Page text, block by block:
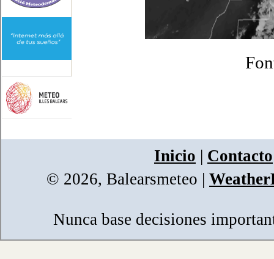
Inicio | Contacto
© 2026, Balearsmeteo |
Nunca base decisiones